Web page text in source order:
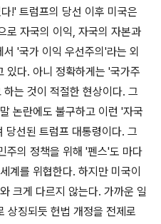
!' 트럼프의 당선 이후 미국은
로 자국의 이익, 자국의 자본과
'국가 이익 우선주의'라는 외
있다. 아니 정확하게는 '국가주
는 것이 적절한 현상이다. 그
논란에도 불구하고 이런 '자국
당선된 트럼프 대통령이다. 그
주의 정책을 위해 '펜스'도 마다
계를 위협한다. 하지만 미국이
크게 다르지 않는다. 가까운 일
상징되듯 헌법 개정을 전제로